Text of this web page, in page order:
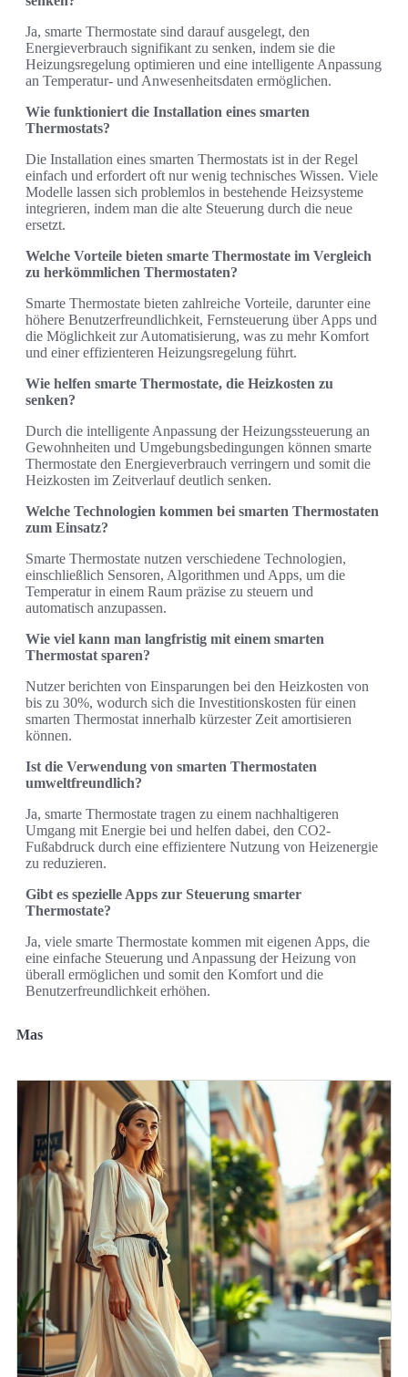
Ja, smarte Thermostate sind darauf ausgelegt, den
Energieverbrauch signifikant zu senken, indem sie die
Heizungsregelung optimieren und eine intelligente Anpassung
an Temperatur- und Anwesenheitsdaten ermöglichen.
Wie funktioniert die Installation eines smarten
Thermostats?
Die Installation eines smarten Thermostats ist in der Regel
einfach und erfordert oft nur wenig technisches Wissen. Viele
Modelle lassen sich problemlos in bestehende Heizsysteme
integrieren, indem man die alte Steuerung durch die neue
ersetzt.
Welche Vorteile bieten smarte Thermostate im Vergleich
zu herkömmlichen Thermostaten?
Smarte Thermostate bieten zahlreiche Vorteile, darunter eine
höhere Benutzerfreundlichkeit, Fernsteuerung über Apps und
die Möglichkeit zur Automatisierung, was zu mehr Komfort
und einer effizienteren Heizungsregelung führt.
Wie helfen smarte Thermostate, die Heizkosten zu
senken?
Durch die intelligente Anpassung der Heizungssteuerung an
Gewohnheiten und Umgebungsbedingungen können smarte
Thermostate den Energieverbrauch verringern und somit die
Heizkosten im Zeitverlauf deutlich senken.
Welche Technologien kommen bei smarten Thermostaten
zum Einsatz?
Smarte Thermostate nutzen verschiedene Technologien,
einschließlich Sensoren, Algorithmen und Apps, um die
Temperatur in einem Raum präzise zu steuern und
automatisch anzupassen.
Wie viel kann man langfristig mit einem smarten
Thermostat sparen?
Nutzer berichten von Einsparungen bei den Heizkosten von
bis zu 30%, wodurch sich die Investitionskosten für einen
smarten Thermostat innerhalb kürzester Zeit amortisieren
können.
Ist die Verwendung von smarten Thermostaten
umweltfreundlich?
Ja, smarte Thermostate tragen zu einem nachhaltigeren
Umgang mit Energie bei und helfen dabei, den CO2-
Fußabdruck durch eine effizientere Nutzung von Heizenergie
zu reduzieren.
Gibt es spezielle Apps zur Steuerung smarter
Thermostate?
Ja, viele smarte Thermostate kommen mit eigenen Apps, die
eine einfache Steuerung und Anpassung der Heizung von
überall ermöglichen und somit den Komfort und die
Benutzerfreundlichkeit erhöhen.
Mas